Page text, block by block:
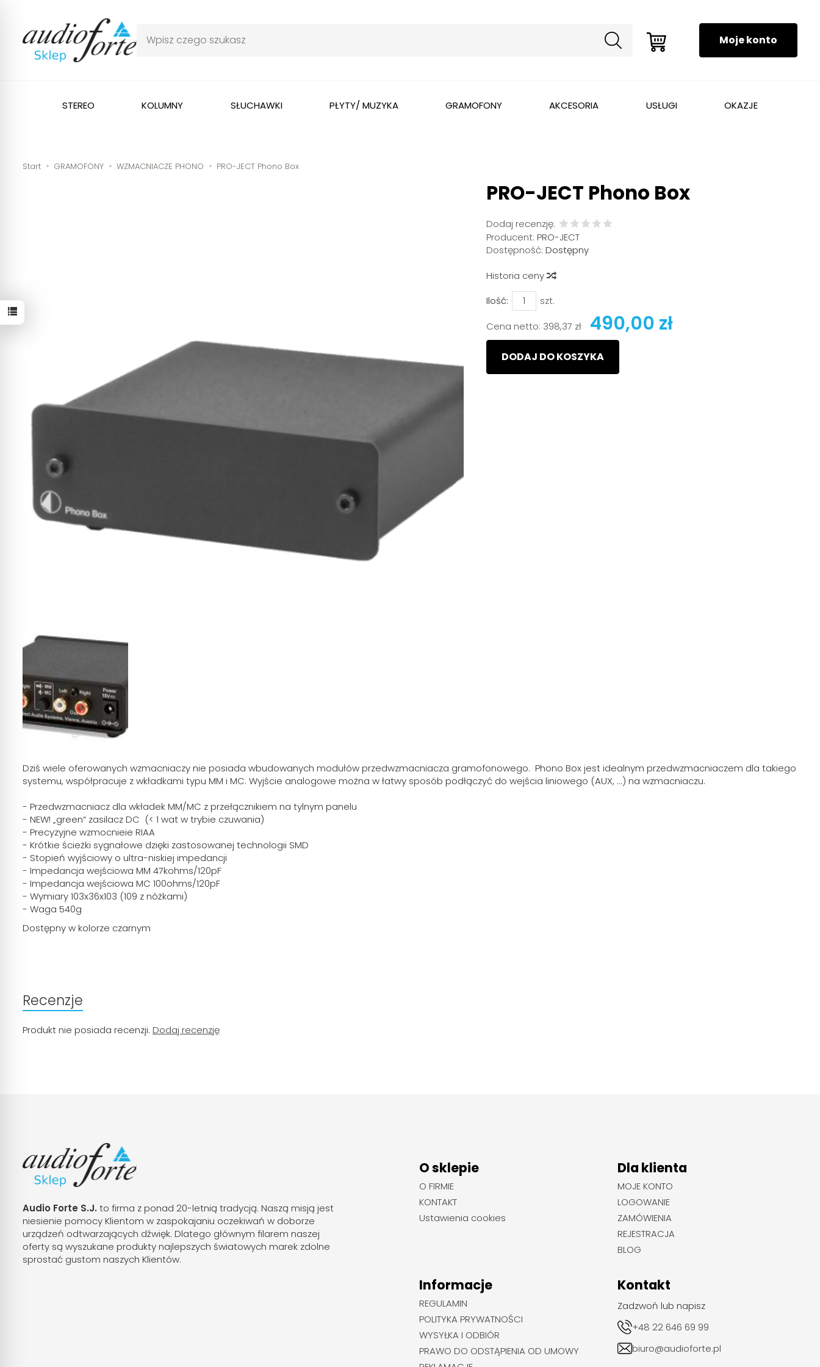
STEREO KOLUMNY SŁUCHAWKI PŁYTY/ MUZYKA GRAMOFONY AKCESORIA USŁUGI OKAZJE
Start GRAMOFONY WZMACNIACZE PHONO PRO-JECT Phono Box
PRO-JECT Phono Box
Dodaj recenzję:
Producent: PRO-JECT
Dostępność: Dostępny
Historia ceny
Ilość:
szt.
Cena netto: 398,37 zł 490,00 zł
DODAJ DO KOSZYKA
Dziś wiele oferowanych wzmacniaczy nie posiada wbudowanych modułów przedwzmacniacza gramofonowego. Phono Box jest idealnym przedwzmacniaczem dla takiego
systemu, współpracuje z wkładkami typu MM i MC. Wyjście analogowe można w łatwy sposób podłączyć do wejścia liniowego (AUX, ...) na wzmacniaczu.
- Przedwzmacniacz dla wkładek MM/MC z przełącznikiem na tylnym panelu
- NEW! „green“ zasilacz DC (< 1 wat w trybie czuwania)
- Precyzyjne wzmocnieie RIAA
- Krótkie ścieżki sygnałowe dzięki zastosowanej technologii SMD
- Stopień wyjściowy o ultra-niskiej impedancji
- Impedancja wejściowa MM 47kohms/120pF
- Impedancja wejściowa MC 100ohms/120pF
- Wymiary 103x36x103 (109 z nóżkami)
- Waga 540g
Dostępny w kolorze czarnym
Recenzje
Produkt nie posiada recenzji. Dodaj recenzję
Audio Forte S.J. to firma z ponad 20-letnią tradycją. Naszą misją jest
niesienie pomocy Klientom w zaspokajaniu oczekiwań w doborze
urządzeń odtwarzających dźwięk. Dlatego głównym filarem naszej
oferty są wyszukane produkty najlepszych światowych marek zdolne
sprostać gustom naszych Klientów.
O sklepie
O FIRMIE
KONTAKT
Ustawienia cookies
Dla klienta
MOJE KONTO
LOGOWANIE
ZAMÓWIENIA
REJESTRACJA
BLOG
Informacje
REGULAMIN
POLITYKA PRYWATNOŚCI
WYSYŁKA I ODBIÓR
PRAWO DO ODSTĄPIENIA OD UMOWY
Kontakt
Zadzwoń lub napisz
+48 22 646 69 99
biuro@audioforte.pl